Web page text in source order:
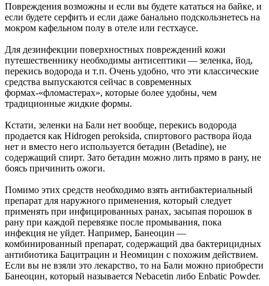
Повреждения возможны и если вы будете кататься на байке, и
если будете серфить и если даже банально подскользнетесь на
мокром кафельном полу в отеле или гестхаусе.
Для дезинфекции поверхностных повреждений кожи
путешественнику необходимы антисептики — зеленка, йод,
перекись водорода и т. п. Очень удобно, что эти классические
средства выпускаются сейчас в современных
формах-«фломастерах», которые более удобны, чем
традиционные жидкие формы.
Кстати, зеленки на Бали нет вообще, перекись водорода
продается как Hidrogen peroksida, спиртового раствора йода
нет и вместо него используется бетадин (Betadine), не
содержащий спирт. Зато бетадин можно лить прямо в рану, не
боясь причинить ожоги.
Помимо этих средств необходимо взять антибактериальный
препарат для наружного применения, который следует
применять при инфицированных ранах, засыпая порошок в
рану при каждой перевязке после промывания, пока
инфекция не уйдет. Например, Банеоцин —
комбинированный препарат, содержащий два бактерицидных
антибиотика Бацитрацин и Неомицин с похожим действием.
Если вы не взяли это лекарство, то на Бали можно приобрести
Банеоцин, который называется Nebacetin либо Enbatic Powder.